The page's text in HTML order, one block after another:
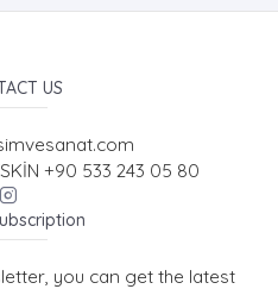
US
+90 533 243 05 80
you can get the latest